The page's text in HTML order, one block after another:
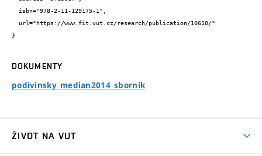
}
DOKUMENTY
podivinsky_median2014_sbornik
ŽIVOT NA VUT